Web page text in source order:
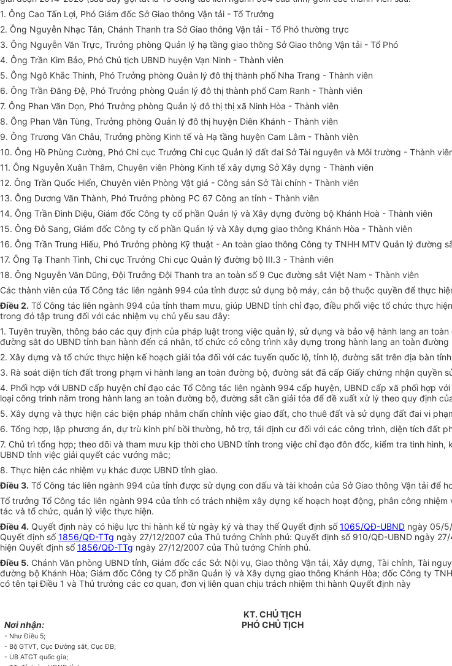
1. Ông Cao Tấn Lợi, Phó Giám đốc Sở Giao thông Vận tải - Tổ Trưởng
2. Ông Nguyễn Nhạc Tân, Chánh Thanh tra Sở Giao thông Vận tải - Tổ Phó thường trực
3. Ông Nguyễn Văn Trực, Trưởng phòng Quản lý hạ tầng giao thông Sở Giao thông Vận tải - Tổ Phó
4. Ông Trần Kim Bảo, Phó Chủ tịch UBND huyện Vạn Ninh - Thành viên
5. Ông Ngô Khắc Thinh, Phó Trưởng phòng Quản lý đô thị thành phố Nha Trang - Thành viên
6. Ông Trần Đăng Đệ, Phó Trưởng phòng Quản lý đô thị thành phố Cam Ranh - Thành viên
7. Ông Phan Văn Dọn, Phó Trưởng phòng Quản lý đô thị thị xã Ninh Hòa - Thành viên
8. Ông Phan Văn Tùng, Trưởng phòng Quản lý đô thị huyện Diên Khánh - Thành viên
9. Ông Trương Văn Châu, Trưởng phòng Kinh tếvà Hạ tầng huyện Cam Lâm - Thành viên
10. Ông Hồ Phùng Cường, Phó Chi cục Trưởng Chi cục Quản lý đất đai SởTài nguyên và Môi trường - Thành
11. Ông Nguyễn Xuân Thâm, Chuyên viên Phòng Kinh tếxây dựng SởXây dựng - Thành viên
12. Ông Trần Quốc Hiển, Chuyên viên Phòng Vật giá - Công sản Sở Tài chính - Thành viên
13. Ông Dương Văn Thành, Phó Trưởng phòng PC 67 Công an tỉnh - Thành viên
14. Ông Trần Đình Diệu, Giám đốc Công ty cổ phần Quản lý và Xây dựng đường bộ Khánh Hoà - Thành viên
15. Ông Đỗ Sang, Giám đốc Công ty cổ phần Quản lý và Xây dựng giao thông Khánh Hòa - Thành viên
16. Ông Trần Trung Hiếu, Phó Trưởng phòng Kỹ thuật - An toàn giao thông Công ty TNHH MTV Quản lý đường
17. Ông Tạ Thanh Tình, Chi cục Trưởng Chi cục Quản lý đường bộ III.3 - Thành viên
18. Ông Nguyễn Văn Dũng, Đội Trưởng Đội Thanh tra an toàn số 9 Cục đường sắt Việt Nam - Thành viên
Các thành viên của Tổ Công tác liên ngành 994 của tỉnh được sử dụng bộ máy, cán bộ thuộc quyền để thực
Điều 2. Tổ Công tác liên ngành 994 của tỉnh tham mưu, giúp UBND tỉnh chỉ đạo, điều phối việc tổ chức thực
trong đó tập trung đối với các nhiệm vụ chủ yếu sau đây:
1. Tuyên truyền, thông báo các quy định của pháp luật trong việc quản lý, sử dụng và bảo vệ hành lang an
đường sắt do UBND tỉnh ban hành đến cá nhân, tổ chức có công trình xây dựng trong hành lang an toàn đường
2. Xây dựng và tổ chức thực hiện kế hoạch giải tỏa đối với các tuyến quốc lộ, tỉnh lộ, đường sắt trên địa bàn
3. Rà soát diện tích đất trong phạm vi hành lang an toàn đường bộ, đường sắt đã cấp Giấy chứng nhận quyền
4. Phối hợp với UBND cấp huyện chỉđạo các Tổ Công tác liên ngành 994 cấp huyện, UBND cấp xã phối hợp
loại công trình nằm trong hành lang an toàn đường bộ, đường sắt cần giải tỏa để đề xuất xử lý theo quy định
5. Xây dựng và thực hiện các biện pháp nhằm chấn chỉnh việc giao đất, cho thuê đất và sử dụng đất đai vi
6. Tổng hợp, lập phương án, dự trù kinh phí bồi thường, hỗ trợ, tái định cư đối với các công trình, diện tích đất
7. Chủ trì tổng hợp; theo dõi và tham mưu kịp thời cho UBND tỉnh trong việc chỉ đạo đôn đốc, kiểm tra tình hình,
UBND tỉnh việc giải quyết các vướng mắc;
8. Thực hiện các nhiệm vụ khác được UBND tỉnh giao.
Điều 3. Tổ Công tác liên ngành 994 của tỉnh được sử dụng con dấu và tài khoản của Sở Giao thông Vận tải để
Tổ trưởng Tổ Công tác liên ngành 994 của tỉnh có trách nhiệm xây dựng kế hoạch hoạt động, phân công nhiệm
tác và tổ chức, quản lý việc thực hiện.
Điều 4. Quyết định này có hiệu lực thi hành kể từ ngày ký và thay thếQuyết định số1065/QĐ-UBND ngày 05/
Quyết định số 1856/QĐ-TTg ngày 27/12/2007 của Thủ tướng Chính phủ: Quyết định số910/QĐ-UBND ngày
hiện Quyết định số1856/QĐ-TTg ngày 27/12/2007 của Thủ tướng Chính phủ.
Điều 5. Chánh Văn phòng UBND tỉnh, Giám đốc các Sở: Nội vụ, Giao thông Vận tải, Xây dựng, Tài chính, Tài
đường bộ Khánh Hòa; Giám đốc Công ty Cổ phần Quản lý và Xây dựng giao thông Khánh Hòa; đốc Công ty
có tên tại Điều 1 và Thủ trưởng các cơ quan, đơn vị liên quan chịu trách nhiệm thi hành Quyết định này
Nơi nhận:
- Như Điều 5;
- Bộ GTVT, Cục Đường sắt, Cục ĐB;
- UB ATGT quốc gia;
KT. CHỦ TỊCH
PHÓCHỦ TỊCH